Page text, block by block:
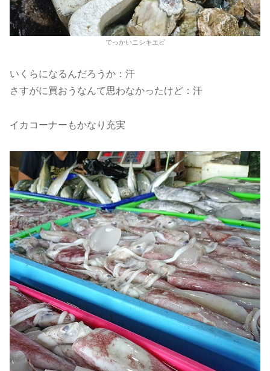
でっかいニシキエビ
いくらになるんだろうか：汗
さすがに買おうなんて思わなかったけど：汗
イカコーナーもかなり充実